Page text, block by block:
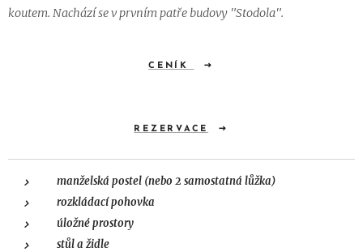
koutem. Nachází se v prvním patře budovy "Stodola".
CENÍK
REZERVACE
manželská postel (nebo 2 samostatná lůžka)
rozkládací pohovka
úložné prostory
stůl a židle